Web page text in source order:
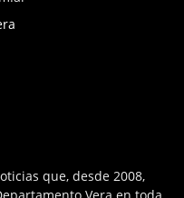
que, desde 2008,
Vera en toda